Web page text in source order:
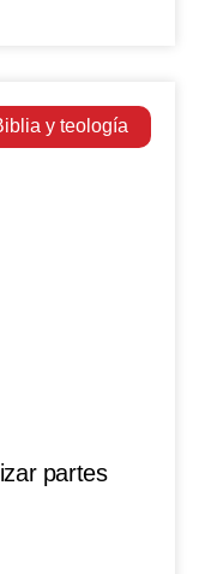
y teología
partes